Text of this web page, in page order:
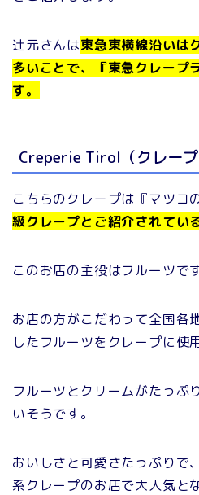
辻元さんは東急東横線沿いは
多いことで、『東急クレープ
す。
Creperie Tirol（クレープ
こちらのクレープは『マツコ
級クレープとご紹介されてい
このお店の主役はフルーツです
お店の方がこだわって全国各
したフルーツをクレープに使
フルーツとクリームがたっぷ
いそうです。
おいしさと可愛さたっぷりで
系クレープのお店で大人気と